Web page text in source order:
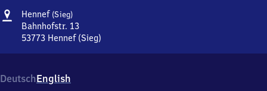
Adresse
Hennef (Sieg)Hennef
(Sieg)
Bahnhofstr. 13
53773 Hennef (Sieg)
Bahnhofstr.
13,
DeutschEnglish